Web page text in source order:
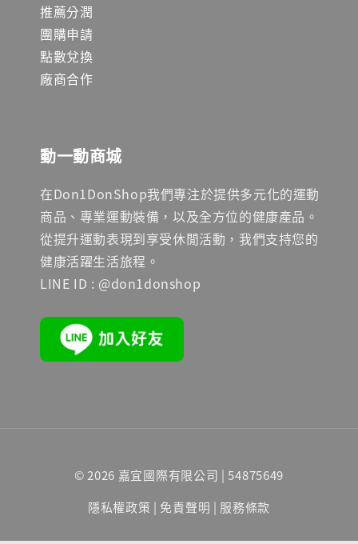
推薦分潤
團購申請
點數兌換
廠商合作
動一動商城
在Don1DonShop我們專注於提供多元化的運動
商品、專業運動裝備，以及全方位的健康產品。
從提升運動表現到享受休閒活動，我們支持您的
健康活躍生活旅程。
LINE ID : @don1donshop
© 2026 嘉宜國際有限公司 | 54875649
隱私權政策 | 免責聲明 | 服務條款